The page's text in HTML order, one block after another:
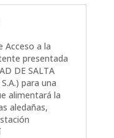
Acceso a la
presentada
DE SALTA
para una
alimentará la
aledañas,